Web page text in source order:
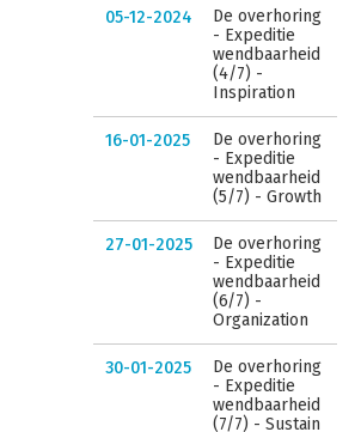
05-12-2024
De overhoring
- Expeditie
wendbaarheid
(4/7) -
Inspiration
16-01-2025
De overhoring
- Expeditie
wendbaarheid
(5/7) - Growth
27-01-2025
De overhoring
- Expeditie
wendbaarheid
(6/7) -
Organization
30-01-2025
De overhoring
- Expeditie
wendbaarheid
(7/7) - Sustain